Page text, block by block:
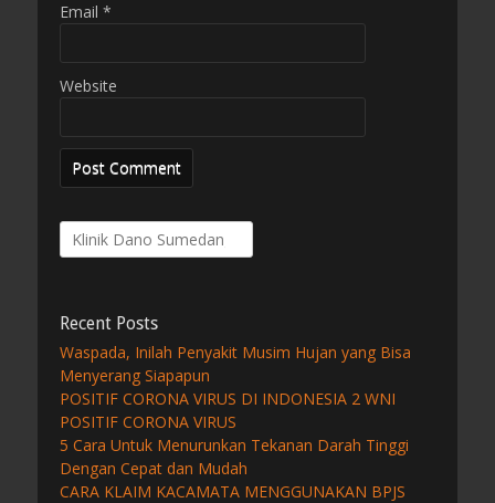
Email *
Website
Search
for:
Recent Posts
Waspada, Inilah Penyakit Musim Hujan yang Bisa
Menyerang Siapapun
POSITIF CORONA VIRUS DI INDONESIA 2 WNI
POSITIF CORONA VIRUS
5 Cara Untuk Menurunkan Tekanan Darah Tinggi
Dengan Cepat dan Mudah
CARA KLAIM KACAMATA MENGGUNAKAN BPJS